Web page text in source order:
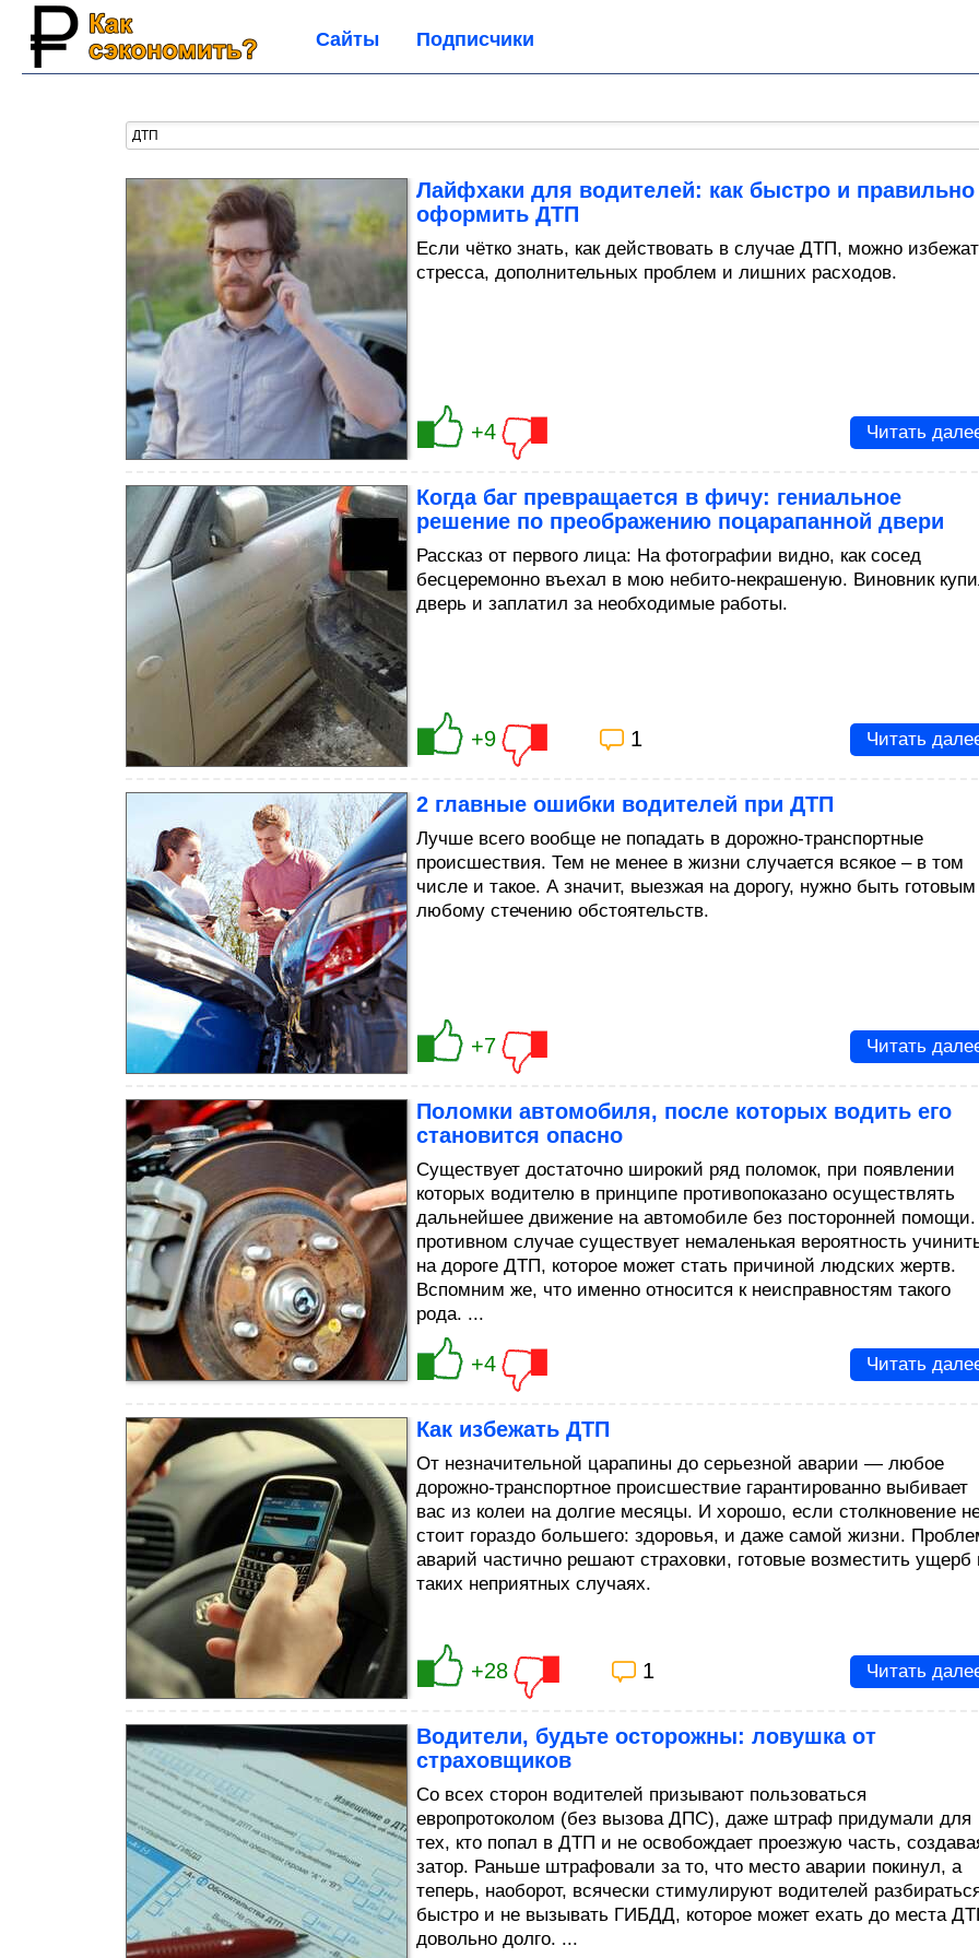
Сайты Подписчики
Лайфхаки для водителей: как быстро и правильно
оформить ДТП
Если чётко знать, как действовать в случае ДТП, можно
стресса, дополнительных проблем и лишних расходов.
+4 Читать
Когда баг превращается в фичу: гениальное
решение по преображению поцарапанной двери
Рассказ от первого лица: На фотографии видно, как сосед
бесцеремонно въехал в мою небито-некрашеную. Виновник
дверь и заплатил за необходимые работы.
+9 1 Читать
2 главные ошибки водителей при ДТП
Лучше всего вообще не попадать в дорожно-транспортные
происшествия. Тем не менее в жизни случается всякое – в том
числе и такое. А значит, выезжая на дорогу, нужно быть готовым
любому стечению обстоятельств.
+7 Читать
Поломки автомобиля, после которых водить его
становится опасно
Существует достаточно широкий ряд поломок, при появлении
которых водителю в принципе противопоказано осуществлять
дальнейшее движение на автомобиле без посторонней
противном случае существует немаленькая вероятность
на дороге ДТП, которое может стать причиной людских жертв.
Вспомним же, что именно относится к неисправностям такого
рода. ...
+4 Читать
Как избежать ДТП
От незначительной царапины до серьезной аварии — любое
дорожно-транспортное происшествие гарантированно выбивает
вас из колеи на долгие месяцы. И хорошо, если столкновение
стоит гораздо большего: здоровья, и даже самой жизни.
аварий частично решают страховки, готовые возместить ущерб
таких неприятных случаях.
+28 1 Читать
Водители, будьте осторожны: ловушка от
страховщиков
Со всех сторон водителей призывают пользоваться
европротоколом (без вызова ДПС), даже штраф придумали для
тех, кто попал в ДТП и не освобождает проезжую часть,
затор. Раньше штрафовали за то, что место аварии покинул, а
теперь, наоборот, всячески стимулируют водителей
быстро и не вызывать ГИБДД, которое может ехать до места
довольно долго. ...